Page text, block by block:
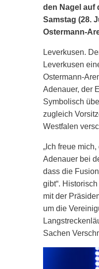
den Nagel auf
Samstag (28.
Ostermann-
Leverkusen.
Leverkusen
Ostermann-
Adenauer, der
Symbolisch
zugleich
Westfalen
„Ich freue
Adenauer bei
dass die
gibt“.
mit der
um die
Sachen